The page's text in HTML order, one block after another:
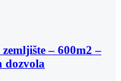
– 600m2 –
dozvola